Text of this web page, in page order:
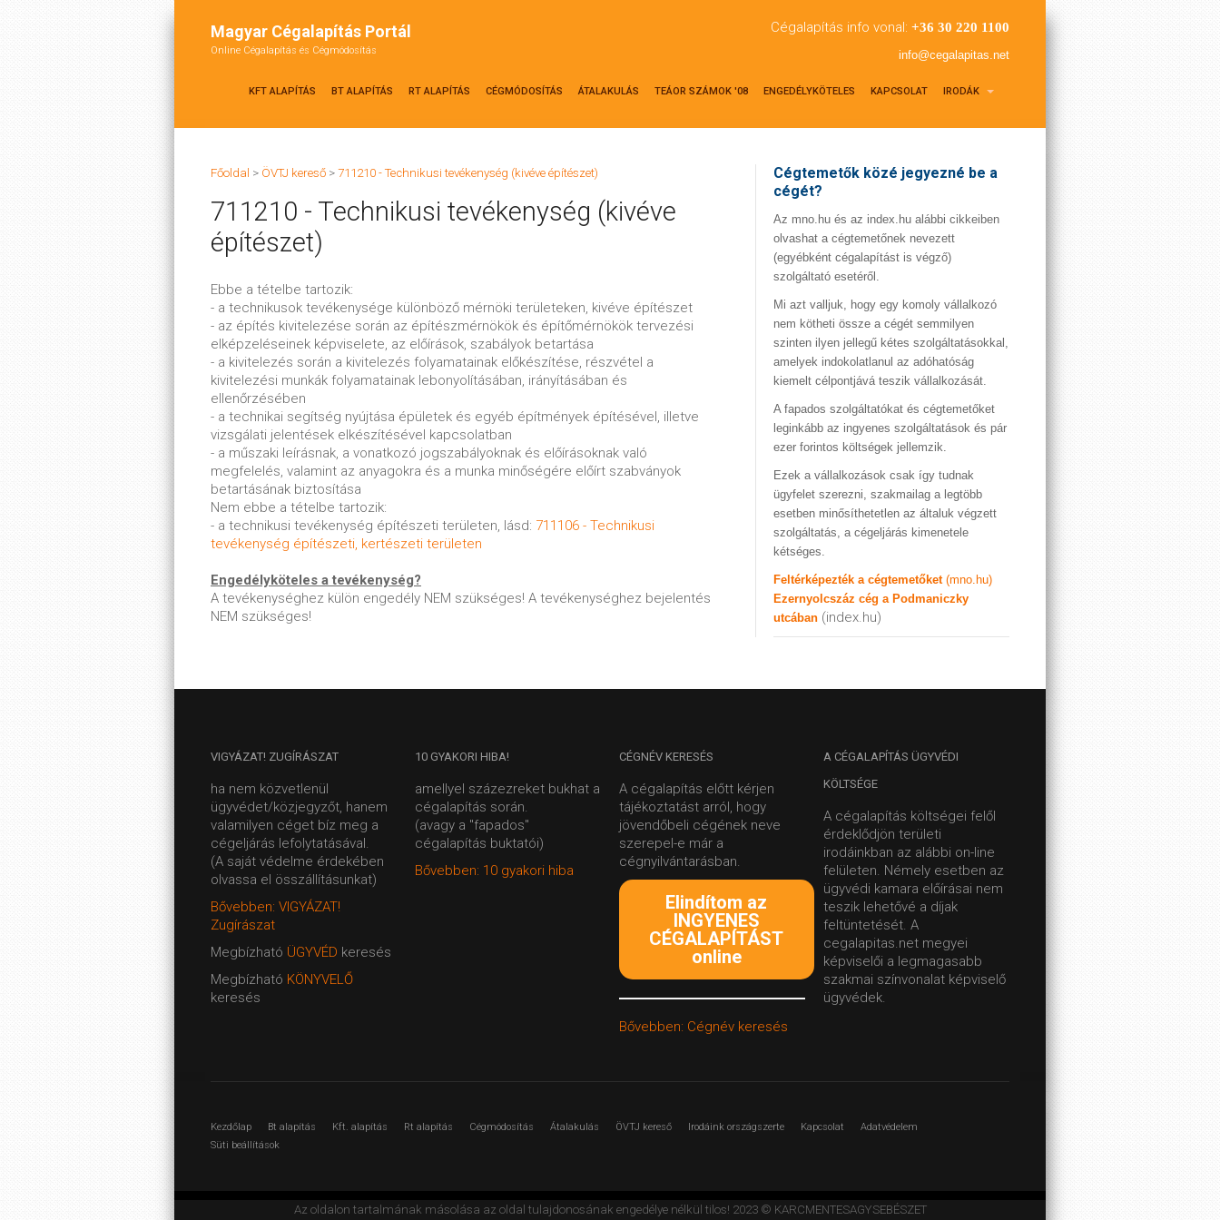
Magyar Cégalapítás Portál
Online Cégalapítás és Cégmódosítás
Cégalapítás info vonal: +36 30 220 1100
info@cegalapitas.net
KFT ALAPÍTÁS BT ALAPÍTÁS RT ALAPÍTÁS CÉGMÓDOSÍTÁS ÁTALAKULÁS TEÁOR SZÁMOK '08 ENGEDÉLYKÖTELES KAPCSOLAT IRODÁK
Főoldal > ÖVTJ kereső > 711210 - Technikusi tevékenység (kivéve építészet)
711210 - Technikusi tevékenység (kivéve
építészet)
Ebbe a tételbe tartozik:
- a technikusok tevékenysége különböző mérnöki területeken, kivéve építészet
- az építés kivitelezése során az építészmérnökök és építőmérnökök tervezési
elképzeléseinek képviselete, az előírások, szabályok betartása
- a kivitelezés során a kivitelezés folyamatainak előkészítése, részvétel a
kivitelezési munkák folyamatainak lebonyolításában, irányításában és
ellenőrzésében
- a technikai segítség nyújtása épületek és egyéb építmények építésével, illetve
vizsgálati jelentések elkészítésével kapcsolatban
- a műszaki leírásnak, a vonatkozó jogszabályoknak és előírásoknak való
megfelelés, valamint az anyagokra és a munka minőségére előírt szabványok
betartásának biztosítása
Nem ebbe a tételbe tartozik:
- a technikusi tevékenység építészeti területen, lásd: 711106 - Technikusi
tevékenység építészeti, kertészeti területen
Engedélyköteles a tevékenység?
A tevékenységhez külön engedély NEM szükséges! A tevékenységhez bejelentés
NEM szükséges!
Cégtemetők közé jegyezné be a
cégét?
Az mno.hu és az index.hu alábbi cikkeiben
olvashat a cégtemetőnek nevezett
(egyébként cégalapítást is végző)
szolgáltató esetéről.
Mi azt valljuk, hogy egy komoly vállalkozó
nem kötheti össze a cégét semmilyen
szinten ilyen jellegű kétes szolgáltatásokkal,
amelyek indokolatlanul az adóhatóság
kiemelt célpontjává teszik vállalkozását.
A fapados szolgáltatókat és cégtemetőket
leginkább az ingyenes szolgáltatások és pár
ezer forintos költségek jellemzik.
Ezek a vállalkozások csak így tudnak
ügyfelet szerezni, szakmailag a legtöbb
esetben minősíthetetlen az általuk végzett
szolgáltatás, a cégeljárás kimenetele
kétséges.
Feltérképezték a cégtemetőket (mno.hu)
Ezernyolcszáz cég a Podmaniczky
utcában (index.hu)
VIGYÁZAT! ZUGÍRÁSZAT
ha nem közvetlenül
ügyvédet/közjegyzőt, hanem
valamilyen céget bíz meg a
cégeljárás lefolytatásával.
(A saját védelme érdekében
olvassa el összállításunkat)
Bővebben: VIGYÁZAT!
Zugírászat
Megbízható ÜGYVÉD keresés
Megbízható KÖNYVELŐ
keresés
10 GYAKORI HIBA!
amellyel százezreket bukhat a
cégalapítás során.
(avagy a "fapados"
cégalapítás buktatói)
Bővebben: 10 gyakori hiba
CÉGNÉV KERESÉS
A cégalapítás előtt kérjen
tájékoztatást arról, hogy
jövendőbeli cégének neve
szerepel-e már a
cégnyilvántarásban.
Elindítom az
INGYENES
CÉGALAPÍTÁST
online
Bővebben: Cégnév keresés
A CÉGALAPÍTÁS ÜGYVÉDI
KÖLTSÉGE
A cégalapítás költségei felől
érdeklődjön területi
irodáinkban az alábbi on-line
felületen. Némely esetben az
ügyvédi kamara előírásai nem
teszik lehetővé a díjak
feltüntetését. A
cegalapitas.net megyei
képviselői a legmagasabb
szakmai színvonalat képviselő
ügyvédek.
Kezdőlap Bt alapítás Kft. alapítás Rt alapítás Cégmódosítás Átalakulás ÖVTJ kereső Irodáink országszerte Kapcsolat
Adatvédelem
Süti beállítások
Az oldalon tartalmának másolása az oldal tulajdonosának engedélye nélkül tilos! 2023 © KARCMENTESAGYSEBÉSZET